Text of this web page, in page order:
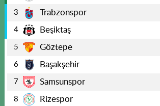
3 Trabzonspor
4 Beşiktaş
5 Göztepe
6 Başakşehir
7 Samsunspor
8 Rizespor